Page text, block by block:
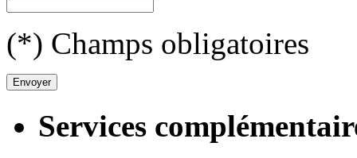
(*) Champs obligatoires
Services